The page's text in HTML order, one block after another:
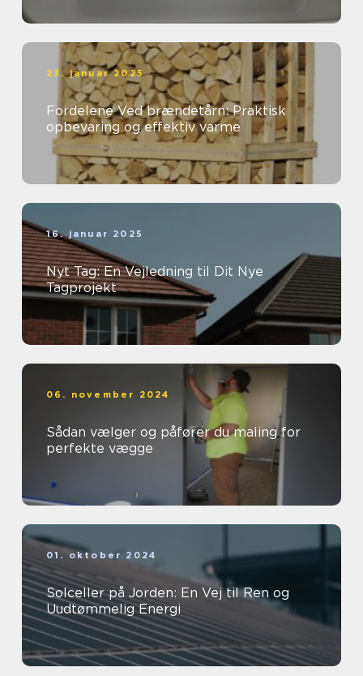
23. januar 2025
Fordelene Ved brændetårn: Praktisk
opbevaring og effektiv varme
16. januar 2025
Nyt Tag: En Vejledning til Dit Nye
Tagprojekt
06. november 2024
Sådan vælger og påfører du maling for
perfekte vægge
01. oktober 2024
Solceller på Jorden: En Vej til Ren og
Uudtømmelig Energi